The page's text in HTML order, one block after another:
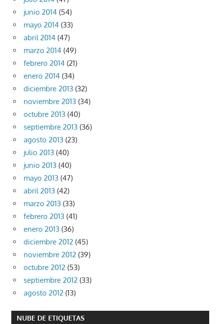
junio 2014 (54)
mayo 2014 (33)
abril 2014 (47)
marzo 2014 (49)
febrero 2014 (21)
enero 2014 (34)
diciembre 2013 (32)
noviembre 2013 (34)
octubre 2013 (40)
septiembre 2013 (36)
agosto 2013 (23)
julio 2013 (40)
junio 2013 (40)
mayo 2013 (47)
abril 2013 (42)
marzo 2013 (33)
febrero 2013 (41)
enero 2013 (36)
diciembre 2012 (45)
noviembre 2012 (39)
octubre 2012 (53)
septiembre 2012 (33)
agosto 2012 (13)
NUBE DE ETIQUETAS